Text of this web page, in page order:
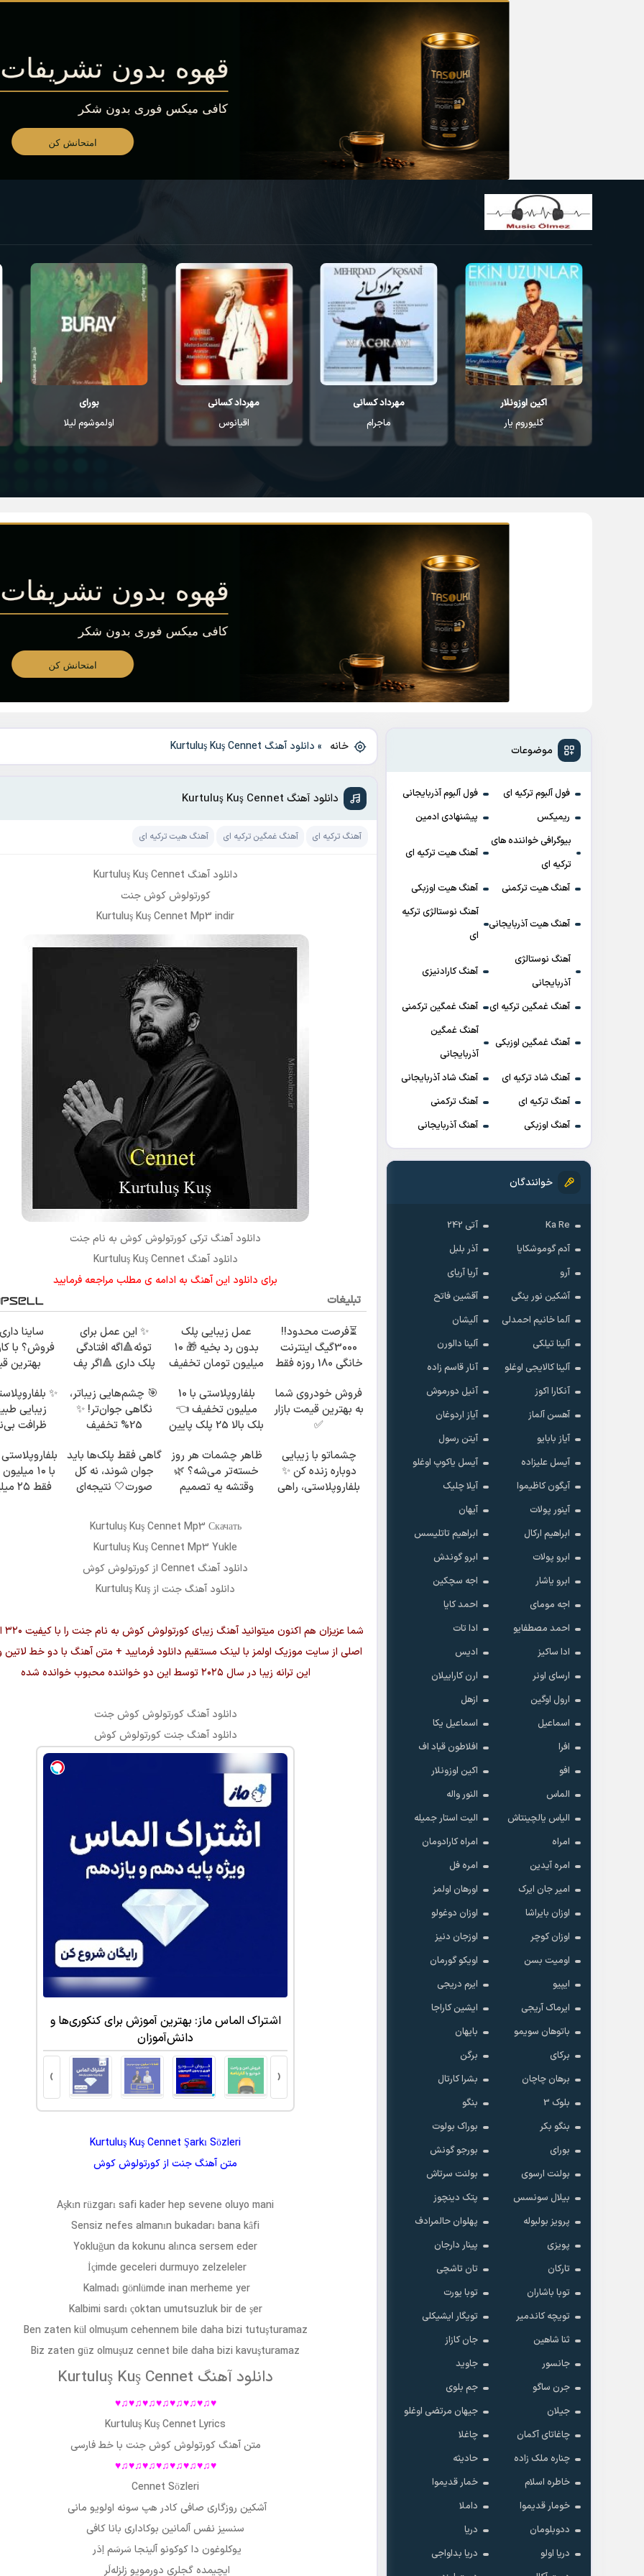
مهرداد کسانی
ماجرام
مهرداد کسانی
اقیانوس
بورای
اولموشوم لیلا
بیلال سونسس
باشا سار
موضوعات
فول آلبوم ترکیه ای
فول آلبوم آذربایجانی
ریمیکس
پیشنهادی ادمین
بیوگرافی خواننده های
ترکیه ای
آهنگ هیت ترکیه ای
آهنگ هیت ترکمنی آهنگ هیت اوزبکی
آهنگ هیت آذربایجانی
آهنگ نوستالژی ترکیه
ای
آهنگ نوستالژی
آذربایجانی
آهنگ کارادنیزی
آهنگ غمگین ترکیه ای آهنگ غمگین ترکمنی
آهنگ غمگین اوزبکی
آهنگ غمگین
آذربایجانی
آهنگ شاد ترکیه ای
آهنگ شاد آذربایجانی
آهنگ ترکیه ای
آهنگ ترکمنی
آهنگ اوزبکی
آهنگ آذربایجانی
خوانندگان
Ka Re
آتی 242
آدم گوموشکایا
آذر بلبل
آرو
آریا آریای
آشکین نور ینگی
آقشین فاتح
آلما خانیم احمدلی
آلیشان
آلینا تیلکی
آلینا دالورن
آلینا کالایجی اوغلو
آنار قاسم زاده
آنکارا اکوز
آنیل دورموش
آهسن آلماز
آیاز اردوغان
آیاز بابایو
آیتن رسول
آیسل علیزاده
آیسل یاکوپ اوغلو
آیگون کاظیموا
آیلا چلیک
آینور پولات
آیهان
ابراهیم ارکال
ابراهیم تاتلیسس
ابرو پولات
ابرو گوندش
ابرو یاشار
اجه سچکین
اجه مومای
احمد کایا
احمد مصطفایو
ادا تات
ادا ساکیز
ادیس
ارسای اونر
ارن کاراییلان
ارول اوگین
ازهل
اسماعیل
اسماعیل یکا
افرا
افلاطون قباد اف
افو
اکین اوزونلار
الماس
النور واله
الیاس یالچینتاش
الیت استار جمیله
امراه
امراه کارادومان
امره آیدین
امره فل
امیر جان ایرک
اورهان اولمز
اوزان بایراشا
اوزان دوغولو
اوزان کوچر
اوزجان دنیز
اومیت بسن
اویکو گورمان
ایپیو
ایرم دریجی
ایرماک آریجی
ایشین کاراجا
باتوهان سویمو
بایهان
برکای
برگن
برهان چاچان
بشرا کارتال
بلوک 3
بنگو
بنگو بکر
بوراک بولوت
بورای
بورجو گونش
بولنت ارسوی
بولنت سرتاش
بیلال سونسس
پتک دینچوز
پرویز بولبوله
پهلوان حالمرادف
پویزی
پینار دارجان
تارکان
تان تاشچی
توبا باشاران
توبا یورت
تویچه کاندمیر
تویگار ایشیکلی
ثنا شاهین
جان کازاز
جانسور
جاوید
جرن ساگو
جم بلوی
جیلان
جیهان مرتضی اوغلو
چاغاتای آکمان
چاغلا
چناره ملک زاده
حادیثه
خاطره اسلام
خمار قدیموا
خومار قدیموا
داملا
ددوبلومان
دریا
دریا اولو
دریا بداواجی
خانه » دانلود آهنگ Kurtuluş Kuş Cennet
دانلود آهنگ Kurtuluş Kuş Cennet
آهنگ ترکیه ای آهنگ غمگین ترکیه ای آهنگ هیت ترکیه ای
دانلود آهنگ Kurtuluş Kuş Cennet
کورتولوش کوش جنت
Kurtuluş Kuş Cennet Mp3 indir
دانلود آهنگ ترکیکورتولوش کوش به نامجنت
دانلود آهنگ Kurtuluş Kuş Cennet
برای دانلود این آهنگ به ادامه ی مطلب مراجعه فرمایید
تبلیغات
⏳فرصت محدود!!
3000گیگ اینترنت
خانگی 180 روزه فقط
عمل زیبایی پلک
بدون رد بخیه 🎁 ۱۰
میلیون تومان تخفیف
✨ این عمل برای
توئه🔺اگه افتادگی
پلک داری 🔺اگر پف
ساینا
فروش؟ با
بهترین
فروش خودروی شما
به بهترین قیمت بازار
✅
بلفاروپلاستی با 10
میلیون تخفیف 👈
بلک بالا 25 پلک پایین
🎯 چشم‌هایی زیباتر،
نگاهی جوان‌تر! ✨
25% تخفیف
✨
زیبایی
ظرافت
چشماتو با زیبایی
دوباره زنده کن ✨
بلفاروپلاستی، راهی
ظاهر چشمات هر روز
خسته‌تر می‌شه؟ 🌿
وقتشه یه تصمیم
گاهی فقط پلک‌ها باید
جوان شوند، نه کل
صورت🤍 نتیجه‌ای
با ۱۰
فقط ۲۵ میلیون ✅
Kurtuluş Kuş Cennet Mp3 Скачать
Kurtuluş Kuş Cennet Mp3 Yukle
دانلود آهنگ Cennet ازکورتولوش کوش
دانلود آهنگ جنت از Kurtuluş Kuş
شما عزیزان هم اکنون میتوانید آهنگ زیبایکورتولوش کوش به نامجنت
اصلی از سایت موزیک اولمز با لینک مستقیم دانلود فرمایید + متن آهنگ با دو خط لاتین
این ترانه زیبا در سال ۲۰۲۵ توسط این دو خواننده محبوب خوانده شده
دانلود آهنگ کورتولوش کوشجنت
دانلود آهنگجنت کورتولوش کوش
اشتراک الماس ماز: بهترین آموزش برای کنکوری‌ها و
دانش‌آموزان
‹
›
Kurtuluş Kuş Cennet Şarkı Sözleri
متن آهنگجنت ازکورتولوش کوش
Aşkın rüzgarı safi kader hep sevene oluyo mani
Sensiz nefes almanın bukadarı bana kâfi
Yokluğun da kokunu alınca sersem eder
İçimde geceleri durmuyo zelzeleler
Kalmadı gönlümde inan merheme yer
Kalbimi sardı çoktan umutsuzluk bir de şer
Ben zaten kül olmuşum cehennem bile daha bizi tutuşturamaz
Biz zaten güz olmuşuz cennet bile daha bizi kavuşturamaz
دانلود آهنگ Kurtuluş Kuş Cennet
♥♫♥♫♥♫♥♫♥♫♥♫♥♫♥
Kurtuluş Kuş Cennet Lyrics
متن آهنگ کورتولوش کوشجنت با خط فارسی
♥♫♥♫♥♫♥♫♥♫♥♫♥♫♥
Cennet Sözleri
آشکین روزگاری صافی کادر هپ سونه اولویو مانی
سنسیز نفس آلما‌نین بوکاداری بانا کافی
یوکلوغون دا کوکونو آ‌لینجا سَرسَم اِدَر
ایچیمده گجلری دورمویو زلزله‌لَر